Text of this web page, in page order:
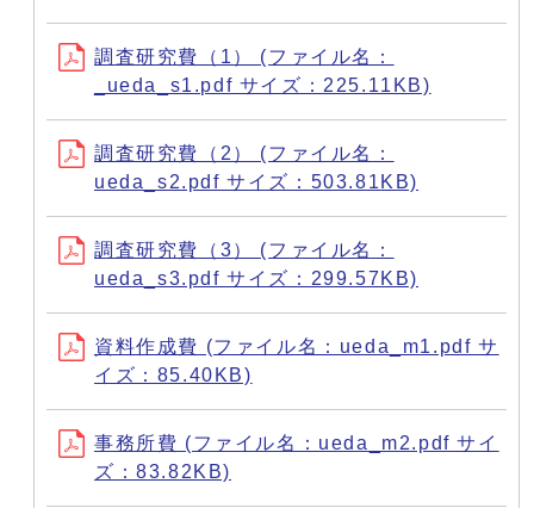
調査研究費（1） (ファイル名：
_ueda_s1.pdf サイズ：225.11KB)
調査研究費（2） (ファイル名：
ueda_s2.pdf サイズ：503.81KB)
調査研究費（3） (ファイル名：
ueda_s3.pdf サイズ：299.57KB)
資料作成費 (ファイル名：ueda_m1.pdf サ
イズ：85.40KB)
事務所費 (ファイル名：ueda_m2.pdf サイ
ズ：83.82KB)